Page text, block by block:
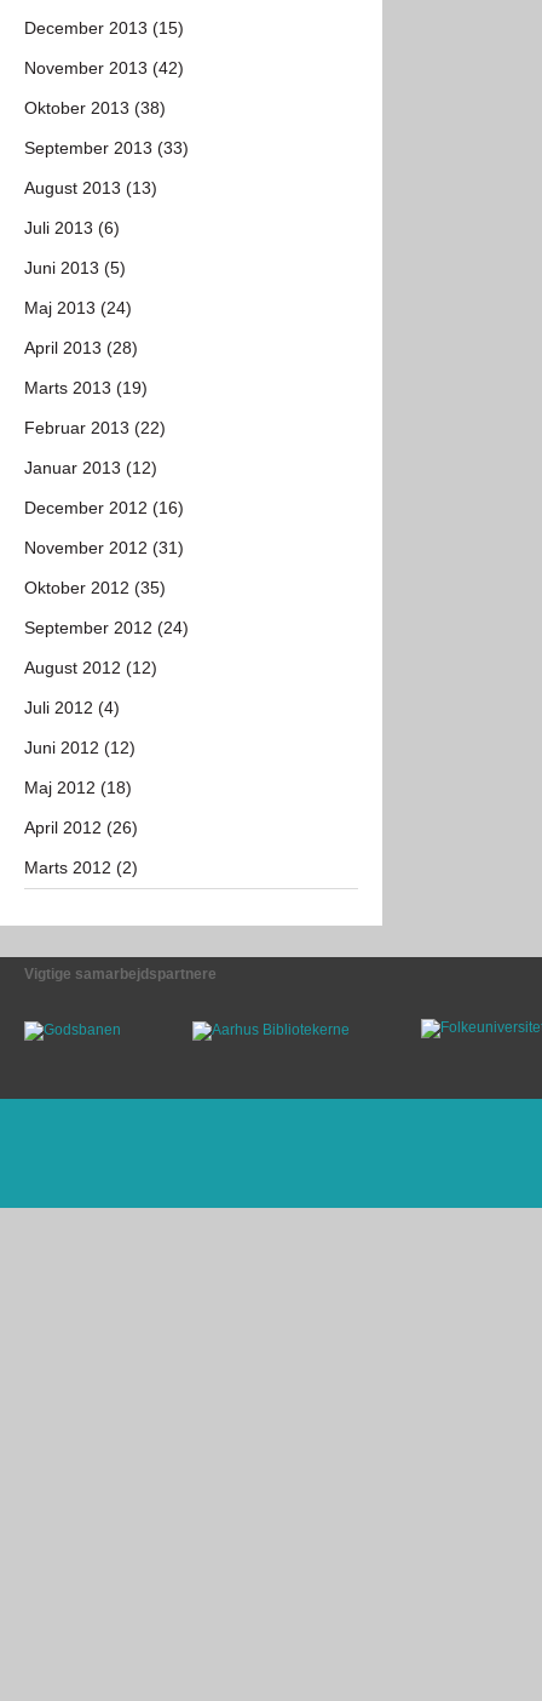
December 2013 (15)
November 2013 (42)
Oktober 2013 (38)
September 2013 (33)
August 2013 (13)
Juli 2013 (6)
Juni 2013 (5)
Maj 2013 (24)
April 2013 (28)
Marts 2013 (19)
Februar 2013 (22)
Januar 2013 (12)
December 2012 (16)
November 2012 (31)
Oktober 2012 (35)
September 2012 (24)
August 2012 (12)
Juli 2012 (4)
Juni 2012 (12)
Maj 2012 (18)
April 2012 (26)
Marts 2012 (2)
Vigtige samarbejdspartnere